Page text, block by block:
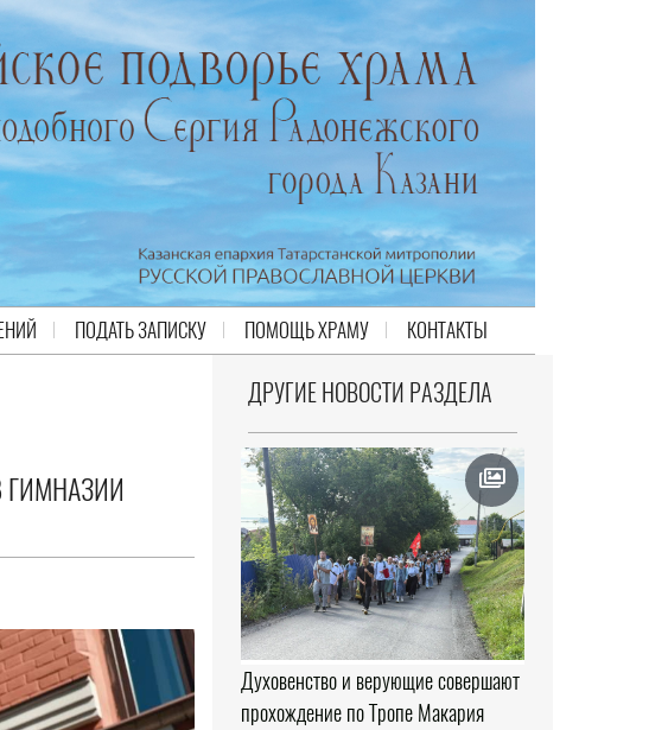
ПОДАТЬ ЗАПИСКУ ПОМОЩЬ ХРАМУ КОНТАКТЫ
ГИМНАЗИИ
ДРУГИЕ НОВОСТИ РАЗДЕЛА
Духовенство и верующие совершают
прохождение по Тропе Макария